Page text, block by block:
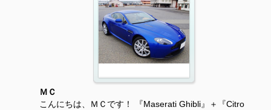
ＭＣ
こんにちは、ＭＣです！ 『Maserati Ghibli』＋『Citro